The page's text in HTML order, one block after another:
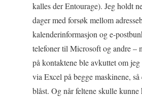
kalles der Entourage). Jeg holdt
dager med forsøk mellom
kalenderinformasjon og e-
telefoner til Microsoft og andre –
på kontaktene ble avkuttet om
via Excel på begge maskinene,
blåst. Og når feltene skulle kunne